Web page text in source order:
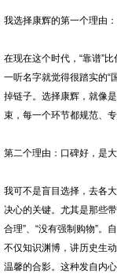
我选择康辉的第一个理由
在现在这个时代，“靠谱”
一听名字就觉得很踏实的“
掉链子。选择康辉，就像
束，每一个环节都规范、专
第二个理由：口碑好，是
我可不是盲目选择，去各
决心的关键。尤其是那些
合理”、“没有强制购物”。
不仅知识渊博，讲历史生
温馨的合影。这种发自内